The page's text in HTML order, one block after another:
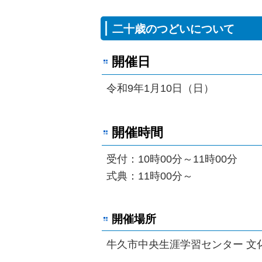
二十歳のつどいについて
開催日
令和9年1月10日（日）
開催時間
受付：10時00分～11時00分
式典：11時00分～
開催場所
牛久市中央生涯学習センター 文